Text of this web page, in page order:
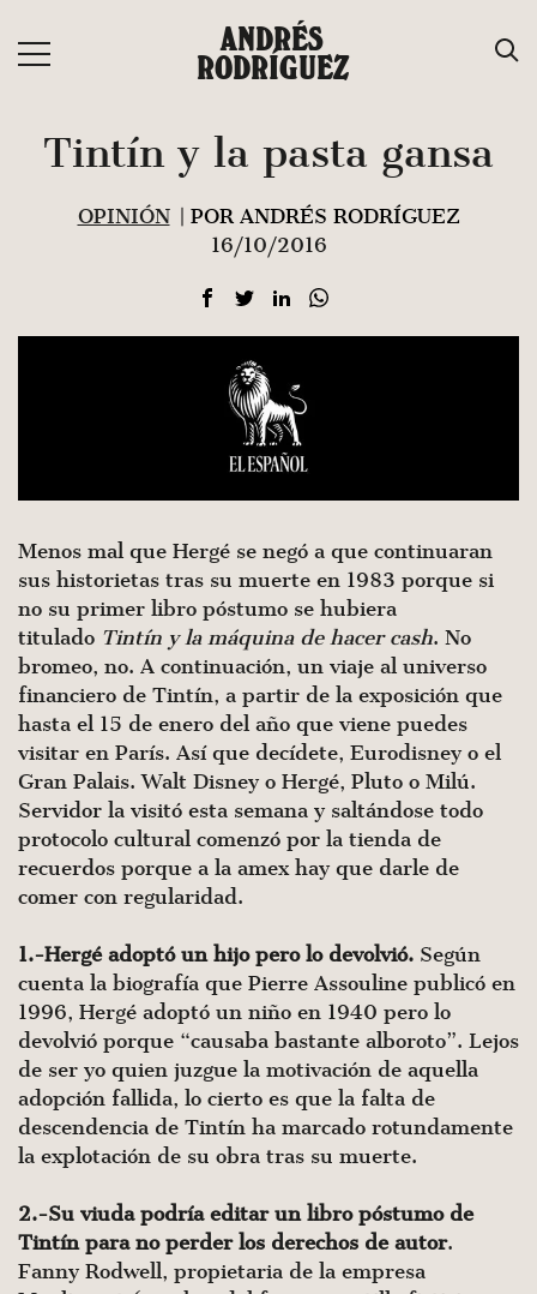
contenido
ANDRÉS
RODRÍGUEZ
Tintín y la pasta gansa
OPINIÓN
| POR ANDRÉS RODRÍGUEZ
16/10/2016
Menos mal que Hergé se negó a que continuaran
sus historietas tras su muerte en 1983 porque si
no su primer libro póstumo se hubiera
titulado Tintín y la máquina de hacer cash. No
bromeo, no. A continuación, un viaje al universo
financiero de Tintín, a partir de la exposición que
hasta el 15 de enero del año que viene puedes
visitar en París. Así que decídete, Eurodisney o el
Gran Palais. Walt Disney o Hergé, Pluto o Milú.
Servidor la visitó esta semana y saltándose todo
protocolo cultural comenzó por la tienda de
recuerdos porque a la amex hay que darle de
comer con regularidad.
1.-Hergé adoptó un hijo pero lo devolvió. Según
cuenta la biografía que Pierre Assouline publicó en
1996, Hergé adoptó un niño en 1940 pero lo
devolvió porque “causaba bastante alboroto”. Lejos
de ser yo quien juzgue la motivación de aquella
adopción fallida, lo cierto es que la falta de
descendencia de Tintín ha marcado rotundamente
la explotación de su obra tras su muerte.
2.-Su viuda podría editar un libro póstumo de
Tintín para no perder los derechos de autor.
Fanny Rodwell, propietaria de la empresa